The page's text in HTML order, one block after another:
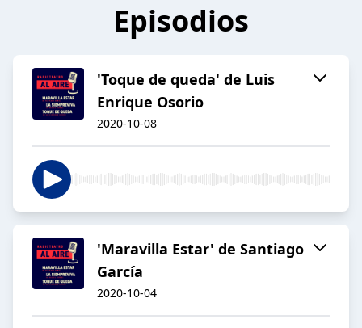
Episodios
'Toque de queda' de Luis
Enrique Osorio
2020-10-08
'Maravilla Estar' de Santiago
García
2020-10-04